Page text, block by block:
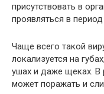
присутствовать в
проявляться в
Чаще всего такой
локализуется на
ушах и даже щеках. В
может поражать и